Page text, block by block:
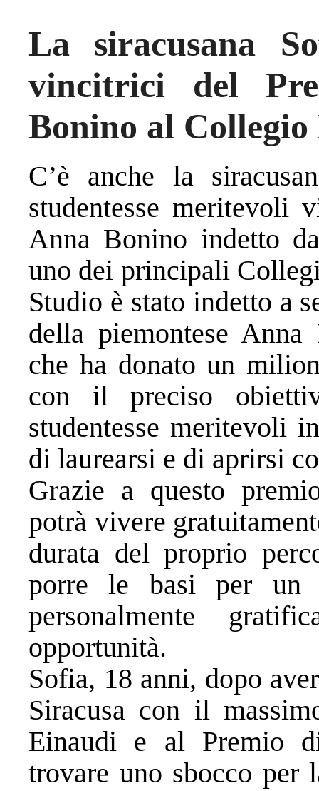
La siracusana
vincitrici del
Bonino al
C’è anche la
studentesse meritevoli
Anna Bonino indetto
uno dei principali
Studio è stato indetto a
della piemontese
che ha donato un
con il preciso
studentesse meritevoli
di laurearsi e di aprirsi
Grazie a questo
potrà vivere
durata del proprio
porre le basi per un
personalmente
opportunità.
Sofia, 18 anni, dopo
Siracusa con il
Einaudi e al Premio
trovare uno sbocco per